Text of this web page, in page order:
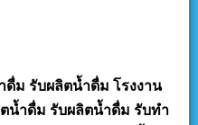
ดื่ม รับผลิตน้ำดื่ม โรงงาน
น้ำดื่ม รับผลิตน้ำดื่ม รับทำ